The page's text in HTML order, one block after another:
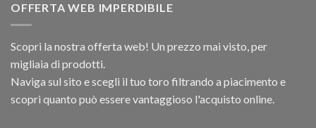
OFFERTA WEB IMPERDIBILE
Scopri la nostra offerta web! Un prezzo mai visto, per
migliaia di prodotti.
Naviga sul sito e scegli il tuo toro filtrando a piacimento e
scopri quanto può essere vantaggioso l'acquisto online.